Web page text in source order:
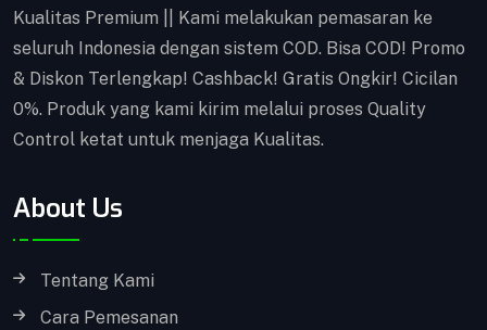
Kualitas Premium || Kami melakukan pemasaran ke
seluruh Indonesia dengan sistem COD. Bisa COD! Promo
& Diskon Terlengkap! Cashback! Gratis Ongkir! Cicilan
0%. Produk yang kami kirim melalui proses Quality
Control ketat untuk menjaga Kualitas.
About Us
Tentang Kami
Cara Pemesanan